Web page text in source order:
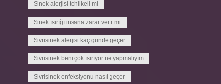
Sinek alerjisi tehlikeli mi
Sinek ısırığı insana zarar verir mi
Sivrisinek alerjisi kaç günde geçer
Sivrisinek beni çok ısırıyor ne yapmalıyım
Sivrisinek enfeksiyonu nasıl geçer